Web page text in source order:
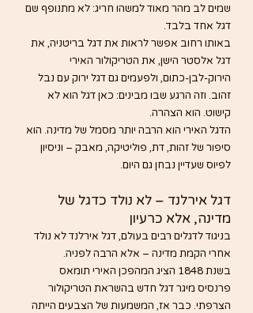
שמים לב מהר מאוד למשהו חריג: לא מתנופף שם
דגל אחד בלבד.
באותו רחוב אפשר לראות את דגל בריטניה, את
דגל אלסטר הישן, את הטריקולור האירי
הירוק-לבן-כתום, ולפעמים גם דגל ירוק עם נבל
זהוב. וזה הרגע שבו מבינים: כאן דגל הוא לא
קישוט. הוא הצהרה.
הדגל האירי הוא הרבה יותר מסמל של מדינה. הוא
סיפור של זהות, דת, פוליטיקה, מאבק – וניסיון
לפיוס שעדיין נבחן גם היום.
דגל אירלנד – לא נולד כדגל של
מדינה, אלא כרעיון
בניגוד לדגלים רבים בעולם, דגל אירלנד לא נולד
אחרי הקמת מדינה – אלא הרבה לפניה.
בשנת 1848 הציג המהפכן האירי תומאס
פרנסיס מיגר דגל חדש בהשראת הטריקולור
הצרפתי. כבר אז, המשמעות של הצבעים הייתה